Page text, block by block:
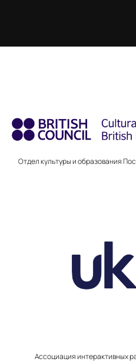
Отдел культуры и образования
Ассоциация интерактивных